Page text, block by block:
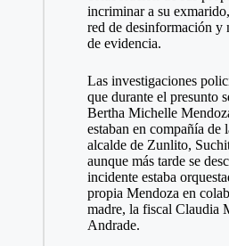
incriminar a su
red de desinformación y
de evidencia.
Las investigaciones
que durante el presunto
Bertha Michelle
estaban en compañía de
alcalde de Zunlito,
aunque más tarde se
incidente estaba
propia Mendoza en
madre, la fiscal Claudia
Andrade.